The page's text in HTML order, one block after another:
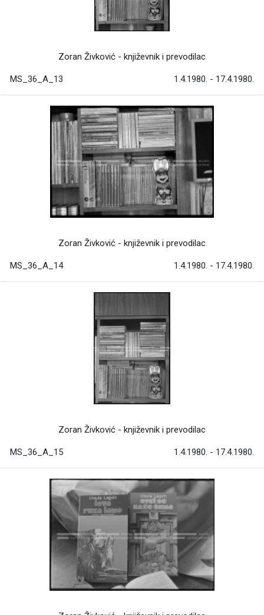
Zoran Živković - književnik i prevodilac
MS_36_A_13 1.4.1980. - 17.4.1980.
Zoran Živković - književnik i prevodilac
MS_36_A_14 1.4.1980. - 17.4.1980.
Zoran Živković - književnik i prevodilac
MS_36_A_15 1.4.1980. - 17.4.1980.